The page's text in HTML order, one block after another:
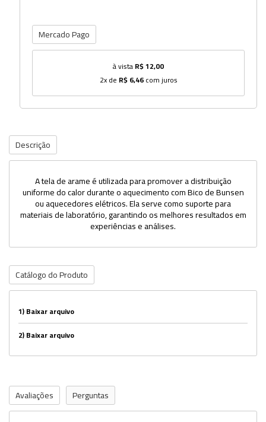
Mercado Pago
à vistaR$ 12,00
2x de R$ 6,46com juros
Descrição
A tela de arame é utilizada para promover a distribuição
uniforme do calor durante o aquecimento com Bico de Bunsen
ou aquecedores elétricos. Ela serve como suporte para
materiais de laboratório, garantindo os melhores resultados em
experiências e análises.
Catálogo do Produto
1)Baixar arquivo
2)Baixar arquivo
Avaliações Perguntas